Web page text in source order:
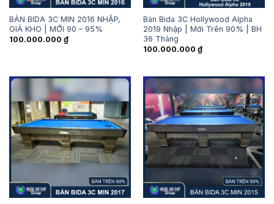
BÀN BIDA 3C MIN 2016 NHẬP,
GIÁ KHO | MỚI 90 – 95%
100.000.000 ₫
Bàn Bida 3C Hollywood Alpha
2019 Nhập | Mới Trên 90% | BH
36 Tháng
100.000.000 ₫